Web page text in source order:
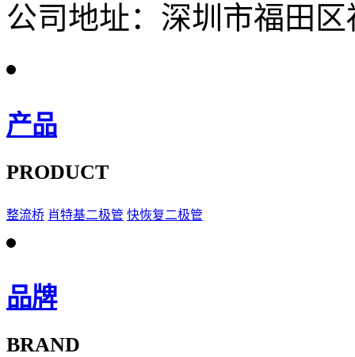
公司地址：深圳市福田
产品
PRODUCT
整流桥 肖特基二极管 快恢复二极管
品牌
BRAND